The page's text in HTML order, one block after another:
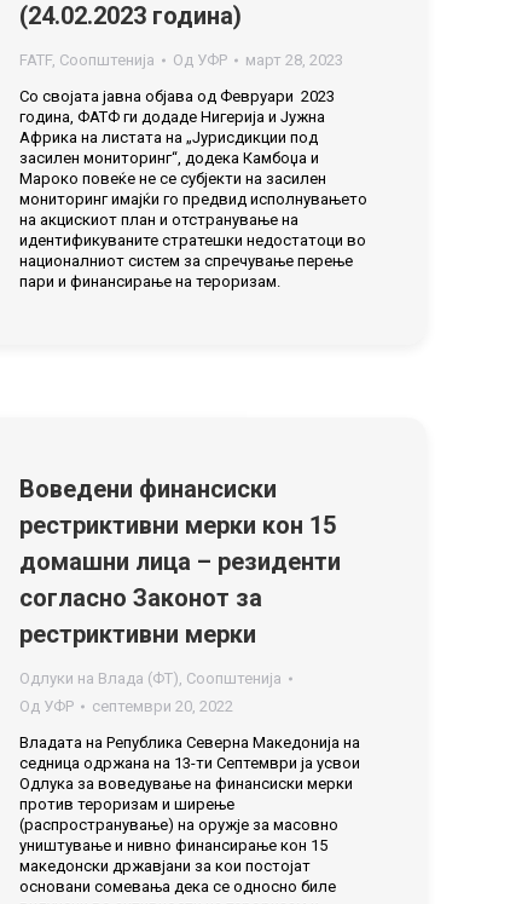
(24.02.2023 година)
FATF, Соопштенија Од УФР
март 28, 2023
Со својата јавна објава од Февруари 2023
година, ФАТФ ги додаде Нигерија и Јужна
Африка на листата на „Јурисдикции под
засилен мониторинг“, додека Камбоџа и
Мароко повеќе не се субјекти на засилен
мониторинг имајќи го предвид исполнувањето
на акцискиот план и отстранување на
идентификуваните стратешки недостатоци во
националниот систем за спречување перење
пари и финансирање на тероризам.
Воведени финансиски
рестриктивни мерки кон 15
домашни лица – резиденти
согласно Законот за
рестриктивни мерки
Одлуки на Влада (ФТ), Соопштенија
Од УФР
септември 20, 2022
Владата на Република Северна Македонија на
седница одржана на 13-ти Септември ја усвои
Одлука за воведување на финансиски мерки
против тероризам и ширење
(распространување) на оружје за масовно
уништување и нивно финансирање кон 15
македонски државјани за кои постојат
основани сомевања дека се односно биле